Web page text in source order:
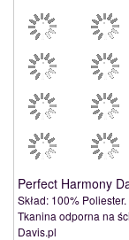
Perfect Harmony
Skład: 100%
Tkanina odporna na
Davis.pl